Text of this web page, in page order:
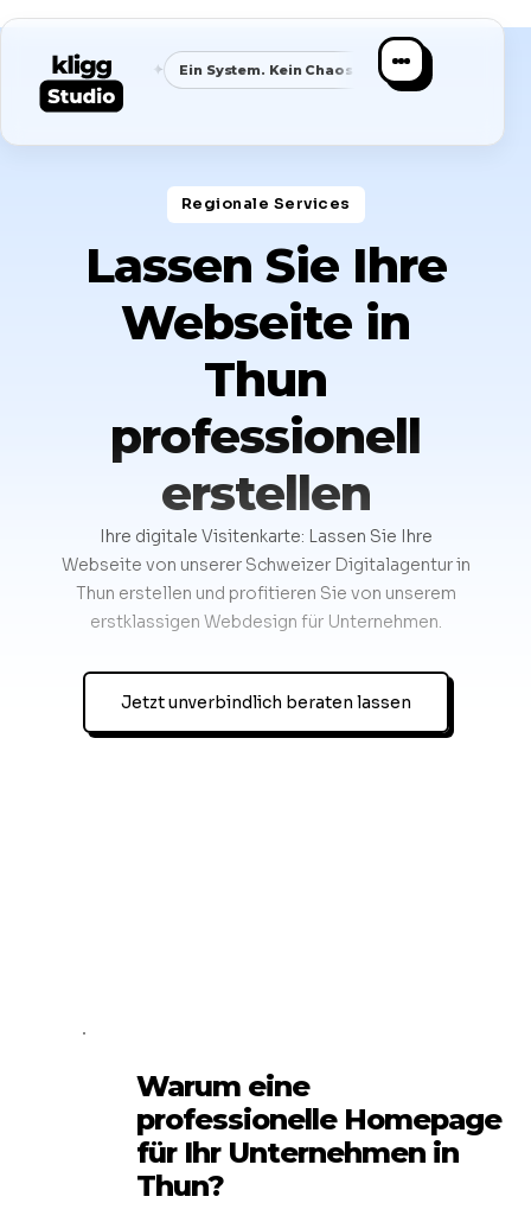
✦ Ein System. Kein Chaos. ✦ Klare Nische ✦
Regionale Services​
Lassen Sie Ihre
Webseite in
Thun
professionell
erstellen
Ihre digitale Visitenkarte: Lassen Sie Ihre
Webseite von unserer Schweizer Digitalagentur in
Thun erstellen und profitieren Sie von unserem
erstklassigen Webdesign für Unternehmen.
Jetzt unverbindlich beraten lassen
Warum eine
professionelle Homepage
für Ihr Unternehmen in
Thun?